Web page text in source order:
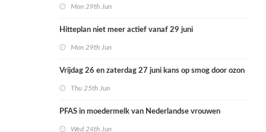
Mon 29th Jun
Hitteplan niet meer actief vanaf 29 juni
Mon 29th Jun
Vrijdag 26 en zaterdag 27 juni kans op smog door ozon
Thu 25th Jun
PFAS in moedermelk van Nederlandse vrouwen
Wed 24th Jun